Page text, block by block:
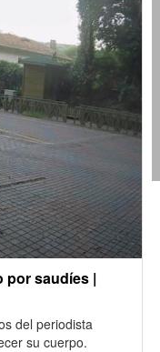
por saudíes |
del periodista
su cuerpo.